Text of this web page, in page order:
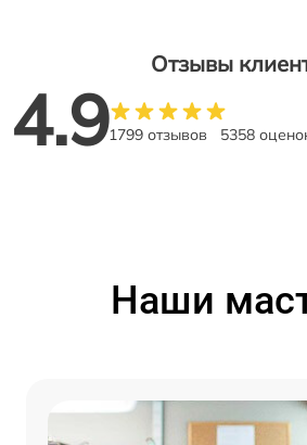
Отзывы
4.91799 отзывов 5358
Наши